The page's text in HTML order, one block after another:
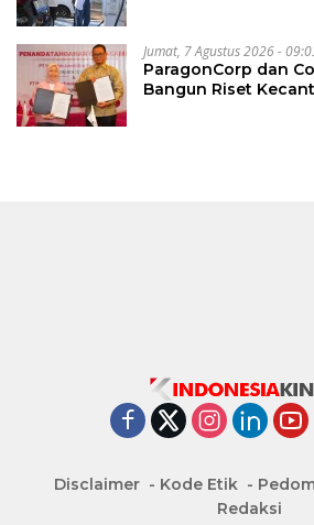
Jumat, 7 Agustus 2026 -
ParagonCorp dan
Bangun Riset
Disclaimer Kode Etik
Redaksi